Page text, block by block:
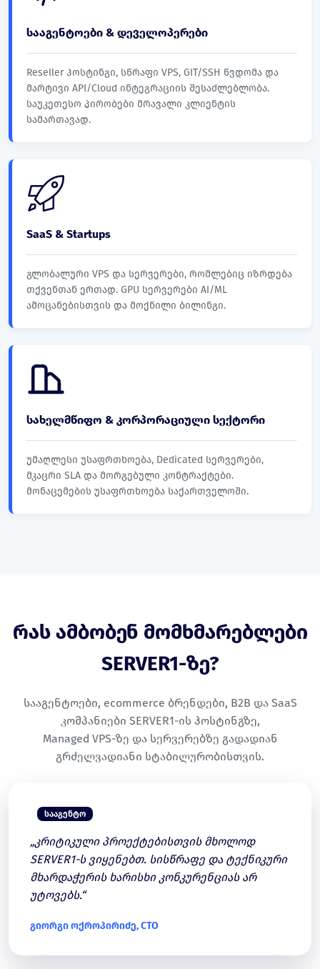
სააგენტოები & დეველოპერები
Reseller ჰოსტინგი, სწრაფი VPS, GIT/SSH წვდომა და
მარტივი API/Cloud ინტეგრაციის შესაძლებლობა.
საუკეთესო პირობები მრავალი კლიენტის
სამართავად.
SaaS & Startups
გლობალური VPS და სერვერები, რომლებიც იზრდება
თქვენთან ერთად. GPU სერვერები AI/ML
ამოცანებისთვის და მოქნილი ბილინგი.
სახელმწიფო & კორპორაციული სექტორი
უმაღლესი უსაფრთხოება, Dedicated სერვერები,
მკაცრი SLA და მორგებული კონტრაქტები.
მონაცემების უსაფრთხოება საქართველოში.
რას ამბობენ მომხმარებლები
SERVER1-ზე?
სააგენტოები, ecommerce ბრენდები, B2B და SaaS
კომპანიები SERVER1-ის ჰოსტინგზე,
Managed VPS-ზე და სერვერებზე გადადიან
გრძელვადიანი სტაბილურობისთვის.
ᲡᲐᲐᲒᲔᲜᲢᲝ
„კრიტიკული პროექტებისთვის მხოლოდ
SERVER1-ს ვიყენებთ. სისწრაფე და ტექნიკური
მხარდაჭერის ხარისხი კონკურენციას არ
უტოვებს.“
გიორგი ოქროპირიძე, CTO